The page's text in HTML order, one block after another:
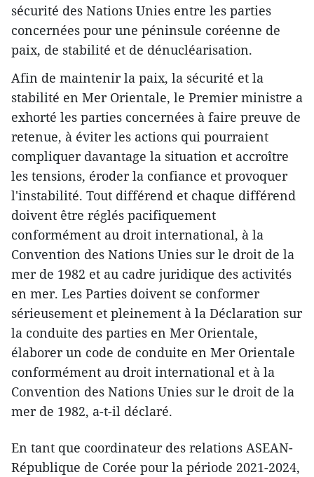
sécurité des Nations Unies entre les parties
concernées pour une péninsule coréenne de
paix, de stabilité et de dénucléarisation.
Afin de maintenir la paix, la sécurité et la
stabilité en Mer Orientale, le Premier ministre a
exhorté les parties concernées à faire preuve de
retenue, à éviter les actions qui pourraient
compliquer davantage la situation et accroître
les tensions, éroder la confiance et provoquer
l'instabilité. Tout différend et chaque différend
doivent être réglés pacifiquement
conformément au droit international, à la
Convention des Nations Unies sur le droit de la
mer de 1982 et au cadre juridique des activités
en mer. Les Parties doivent se conformer
sérieusement et pleinement à la Déclaration sur
la conduite des parties en Mer Orientale,
élaborer un code de conduite en Mer Orientale
conformément au droit international et à la
Convention des Nations Unies sur le droit de la
mer de 1982, a-t-il déclaré.
En tant que coordinateur des relations ASEAN-
République de Corée pour la période 2021-2024,